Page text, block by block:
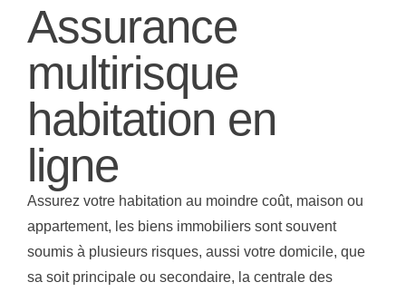
RETRAIT DE PERMIS
SUSPENSION DU PERMIS
ANNULATION DU PERMIS
FAUSSE DÉCLARATION
Assurance
multirisque
habitation en
ligne
Assurez votre habitation au moindre coût, maison ou
appartement, les biens immobiliers sont souvent
soumis à plusieurs risques, aussi votre domicile, que
sa soit principale ou secondaire, la centrale des